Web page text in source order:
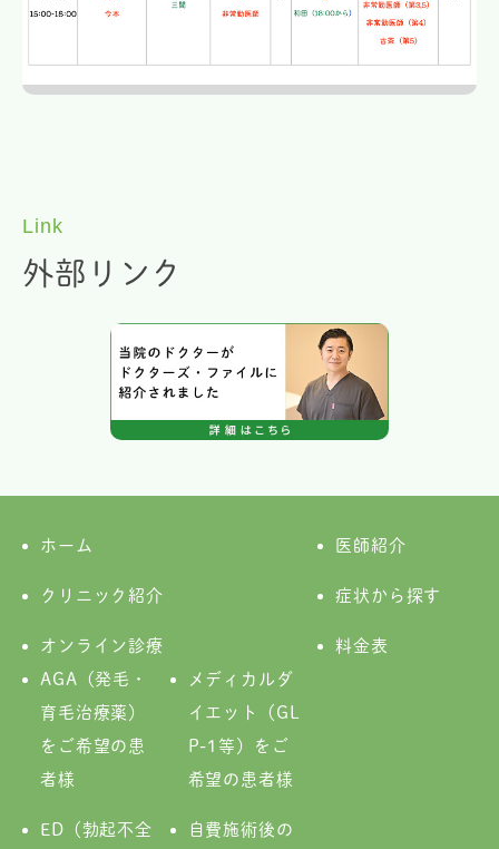
Link
外部リンク
ホーム 医師紹介
クリニック紹介 症状から探す
オンライン診療
AGA（発毛・
育毛治療薬）
をご希望の患
者様
メディカルダ
イエット（GL
P-1等）をご
希望の患者様
ED（勃起不全
自費施術後の
料金表